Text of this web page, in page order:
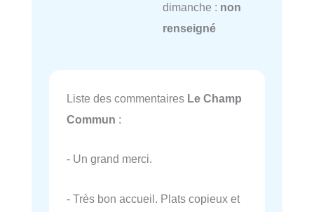
dimanche : non
renseigné
Liste des commentaires Le Champ
Commun :
- Un grand merci.
- Très bon accueil. Plats copieux et